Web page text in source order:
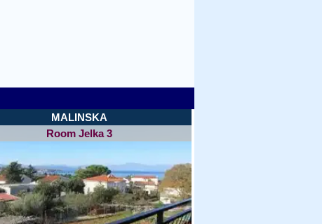
MALINSKA
Room Jelka 3